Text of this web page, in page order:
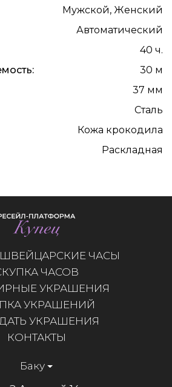
Мужской, Женский
Автоматический
40 ч.
30 м
37 мм
Сталь
Кожа крокодила
Раскладная
ШВЕЙЦАРСКИЕ ЧАСЫ
ЧАСОВ
УКРАШЕНИЯ
УКРАШЕНИЙ
УКРАШЕНИЯ
КОНТАКТЫ
Баку